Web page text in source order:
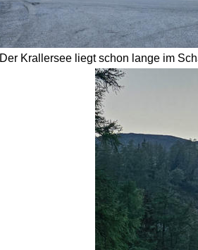
Der Krallersee liegt schon lange im